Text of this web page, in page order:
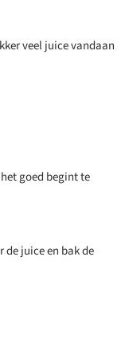
veel juice vandaan
goed begint te
juice en bak de